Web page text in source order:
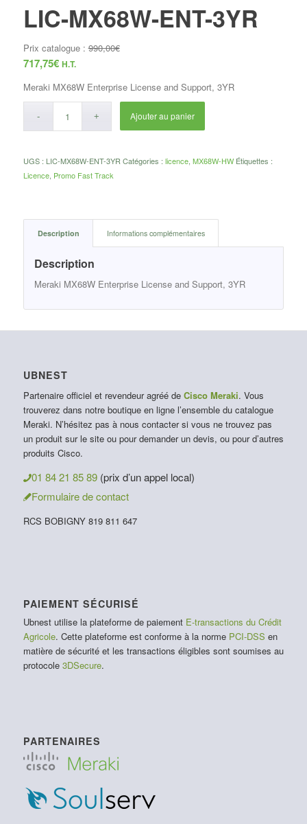
LIC-MX68W-ENT-3YR
Prix catalogue :990,00€
717,75€ H.T.
Meraki MX68W Enterprise License and Support, 3YR
Ajouter au panier
UGS : LIC-MX68W-ENT-3YR Catégories : licence, MX68W-HW Étiquettes :
Licence, Promo Fast Track
Description Informations complémentaires
Description
Meraki MX68W Enterprise License and Support, 3YR
UBNEST
Partenaire officiel et revendeur agréé de Cisco Meraki. Vous
trouverez dans notre boutique en ligne l’ensemble du catalogue
Meraki. N’hésitez pas à nous contacter si vous ne trouvez pas
un produit sur le site ou pour demander un devis, ou pour d’autres
produits Cisco.
01 84 21 85 89 (prix d’un appel local)
Formulaire de contact
RCS BOBIGNY 819 811 647
PAIEMENT SÉCURISÉ
Ubnest utilise la plateforme de paiement E-transactions du Crédit
Agricole. Cette plateforme est conforme à la norme PCI-DSS en
matière de sécurité et les transactions éligibles sont soumises au
protocole 3DSecure.
PARTENAIRES